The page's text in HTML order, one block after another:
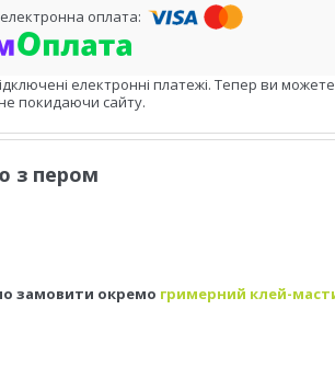
електронні платежі. Тепер ви
покидаючи сайту.
з пером
замовити окремо гримерний клей-